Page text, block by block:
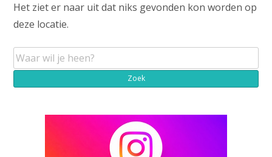
Het ziet er naar uit dat niks gevonden kon worden op
deze locatie.